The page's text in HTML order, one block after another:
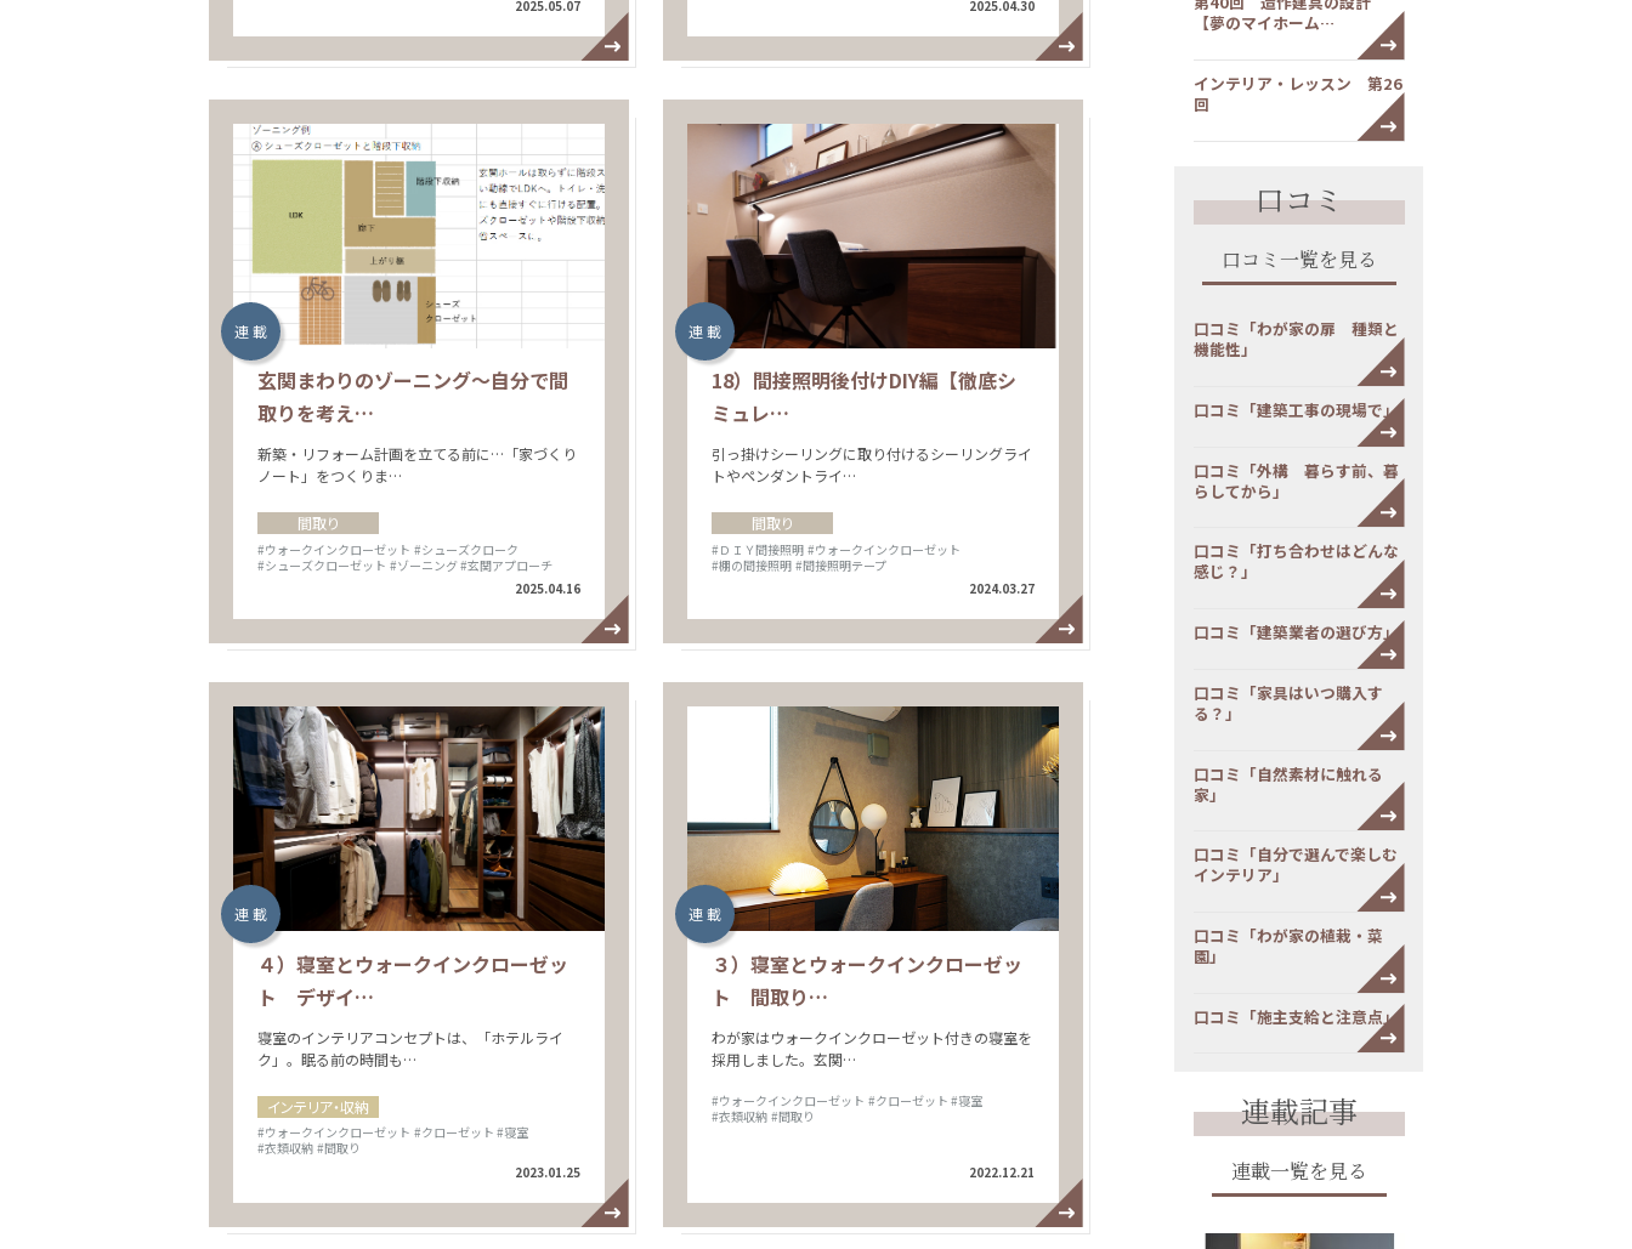
2025.05.07
2025.04.30
連 載
玄関まわりのゾーニング～自分で間
取りを考え…
新築・リフォーム計画を立てる前に…「家づくり
ノート」をつくりま…
間取り
#ウォークインクローゼット #シューズクローク
#シューズクローゼット #ゾーニング#玄関アプローチ
2025.04.16
連 載
18）間接照明後付けDIY編【徹底シ
ミュレ…
引っ掛けシーリングに取り付けるシーリングライ
トやペンダントライ…
間取り
#ＤＩＹ間接照明 #ウォークインクローゼット
#棚の間接照明 #間接照明テープ
2024.03.27
連 載
４）寝室とウォークインクローゼッ
ト デザイ…
寝室のインテリアコンセプトは、「ホテルライ
ク」。眠る前の時間も…
インテリア・収納
#ウォークインクローゼット #クローゼット #寝室
#衣類収納 #間取り
2023.01.25
連 載
３）寝室とウォークインクローゼッ
ト 間取り…
わが家はウォークインクローゼット付きの寝室を
採用しました。玄関…
#ウォークインクローゼット #クローゼット #寝室
#衣類収納 #間取り
2022.12.21
【夢のマイホーム…
インテリア・レッスン 第26
回
口コミ
口コミ一覧を見る
口コミ「わが家の扉 種類と
機能性」
口コミ「建築工事の現場で」
口コミ「外構 暮らす前、暮
らしてから」
口コミ「打ち合わせはどんな
感じ？」
口コミ「建築業者の選び方」
口コミ「家具はいつ購入す
る？」
口コミ「自然素材に触れる
家」
口コミ「自分で選んで楽しむ
インテリア」
口コミ「わが家の植栽・菜
園」
口コミ「施主支給と注意点」
連載記事
連載一覧を見る